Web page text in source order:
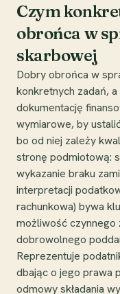
Czym
obrońca w
skarbowej
Dobry obrońca w
konkretnych zadań,
dokumentację
wymiarowe, by
bo od niej zależy
stronę podmiotową:
wykazanie braku
interpretacji
rachunkowa) bywa
możliwość czynnego
dobrowolnego
Reprezentuje
dbając o jego prawa
odmowy składania